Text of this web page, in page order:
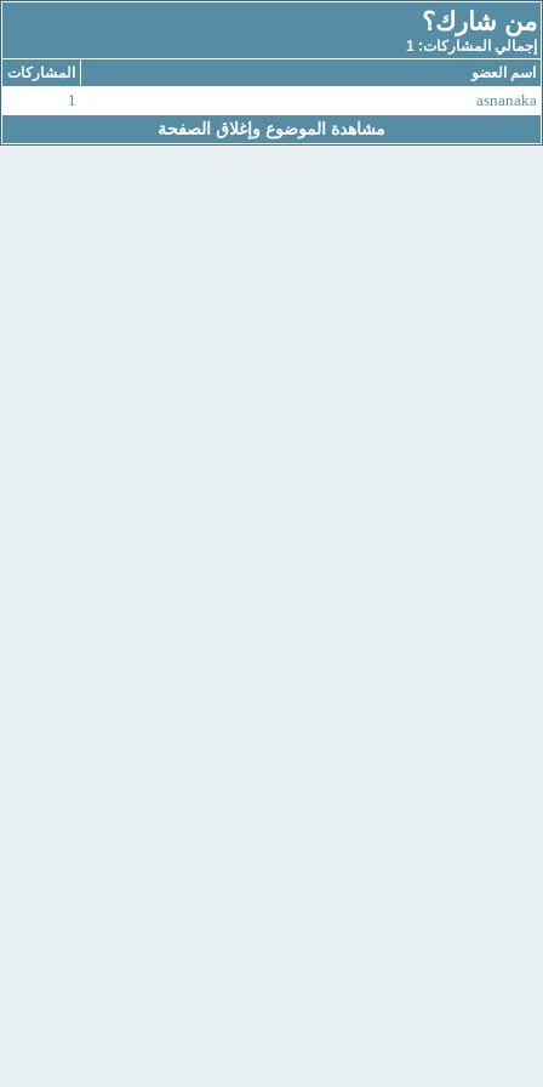
من شارك؟
إجمالي المشاركات: 1
اسم العضو
المشاركات
asnanaka
1
مشاهدة الموضوع وإغلاق الصفحة